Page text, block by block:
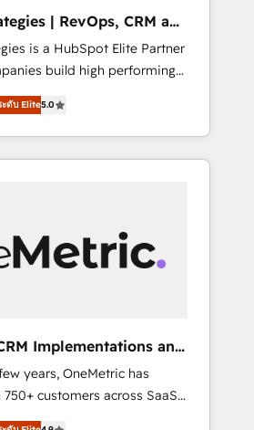
l'humain, mais pour
cette transformation. D'abord
données unifiées, des
Ensuite l'augmentation :
de la valeur. Et surtout :
Parce que la
| RevOps, CRM and
is a HubSpot Elite Partner
build high performing
across complex sales
environments and global
teams. Trusted by
and fast growing scale
CRM migrations & End to end
AI workflows & enrichment 📘
revenue insights.
ะดับ Elite5.0
Implementations and
years, OneMetric has
customers across SaaS,
real estate, and other